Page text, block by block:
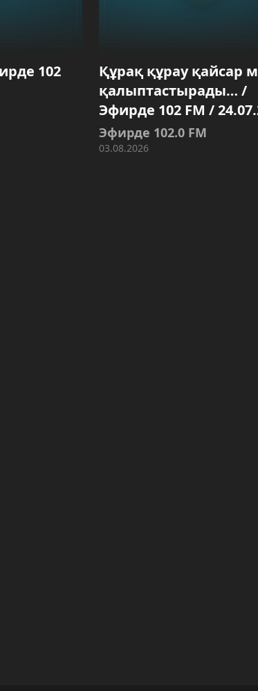
102
Құрақ құрау қайсар
қалыптастырады… /
Эфирде 102 FM /
Эфирде 102.0 FM
03.08.2026